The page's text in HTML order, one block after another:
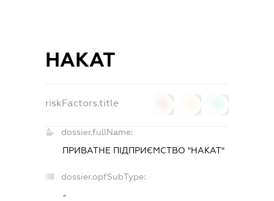
НАКАТ
riskFactors.title
dossier.fullName:
ПРИВАТНЕ ПІДПРИЄМСТВО "НАКАТ"
dossier.opfSubType:
-